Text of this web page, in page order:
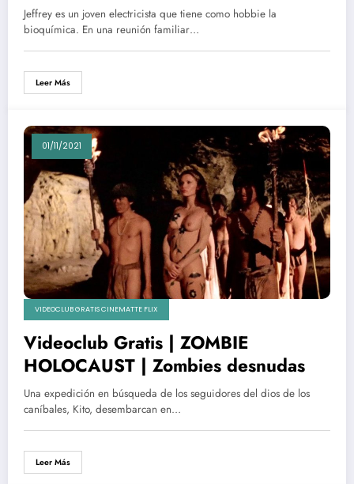
Jeffrey es un joven electricista que tiene como hobbie la
bioquímica. En una reunión familiar…
Leer Más
01/11/2021
VIDEOCLUB GRATIS CINEMATTE FLIX
Videoclub Gratis | ZOMBIE
HOLOCAUST | Zombies desnudas
Una expedición en búsqueda de los seguidores del dios de los
caníbales, Kito, desembarcan en…
Leer Más